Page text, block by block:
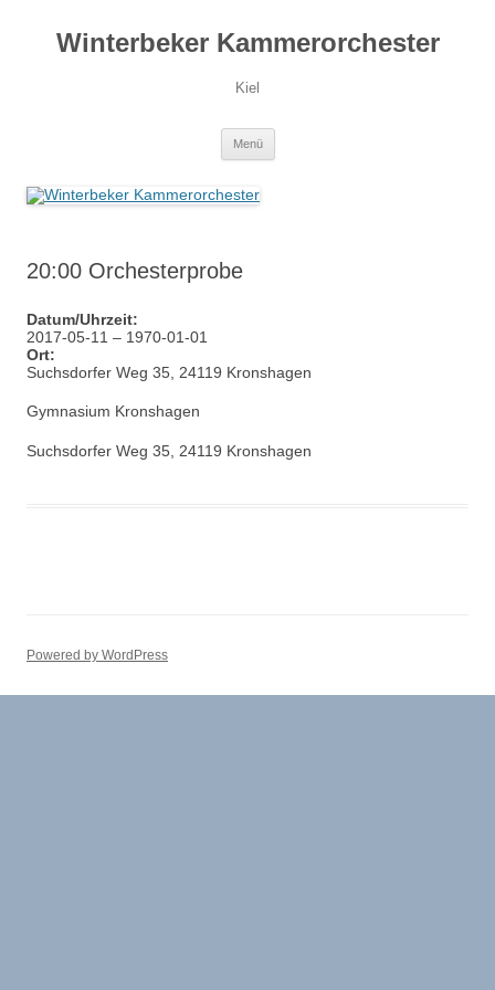
springen
Winterbeker Kammerorchester
Kiel
Menü
20:00 Orchesterprobe
Datum/Uhrzeit:
2017-05-11 – 1970-01-01
Ort:
Suchsdorfer Weg 35, 24119 Kronshagen
Gymnasium Kronshagen
Suchsdorfer Weg 35, 24119 Kronshagen
Powered by WordPress